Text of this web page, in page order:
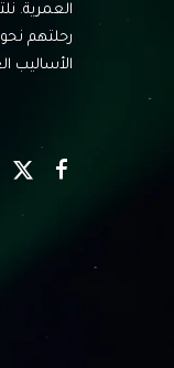
العمرية.
رحلتهم
الأساليب